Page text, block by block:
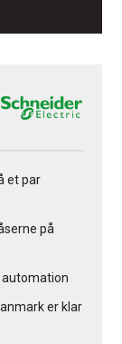
et par
på
automation
er klar